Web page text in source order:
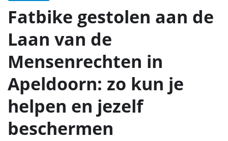
Fatbike gestolen aan de
Laan van de
Mensenrechten in
Apeldoorn: zo kun je
helpen en jezelf
beschermen